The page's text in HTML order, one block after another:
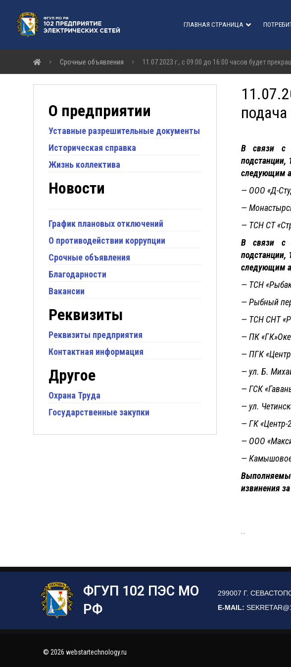
ГЛАВНАЯ СТРАНИЦА
Срочные объявления 11.07.2023 г., с 09:00 до 16:00 часов будет
подача
В связи с
подстанции,
следующим
— ООО «Д-
—
— ТСН СТ
В связи с
подстанции,
следующим
— ТСН
— Рыбный
— ТСН СНТ
— ПК
— ПГК
— ул. Б.
— ГСК
— ул.
— ГК «Центр-
— ООО
—
извинения
..
О предприятии
Уставные разрешительные документы
Историческая справка
Жизнь коллектива
Новости
График плановых отключений
О противодействии коррупции
Срочные объявления
Благодарности
Вакансии
Реквизиты
Реквизиты предприятия
Контактная информация
Другое
Охрана Труда
Государственные закупки
ФГУП 102 ПЭС МО
РФ
299007 Г.
E-MAIL:
© 2026 webstartechnology.ru